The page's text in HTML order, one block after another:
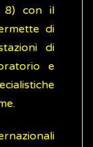
8) con il
di
di
e